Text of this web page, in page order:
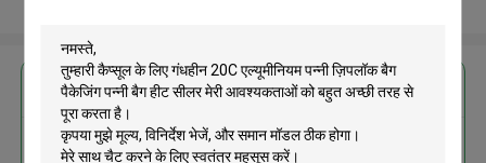
सबसे उत्तम प्रतिदान प्राप्त करें
कैप्सूल के लिए गंधहीन 20C एल्यूमीनियम